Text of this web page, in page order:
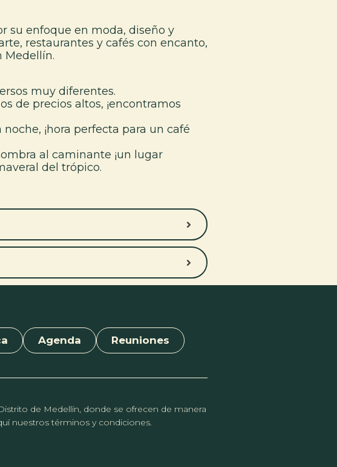
su enfoque en moda, diseño y
restaurantes y cafés con encanto,
Medellín.
muy diferentes.
de precios altos, ¡encontramos
¡hora perfecta para un café
al caminante ¡un lugar
del trópico.
Agenda Reuniones
de Medellín, donde se ofrecen de manera
nuestros términos y condiciones.